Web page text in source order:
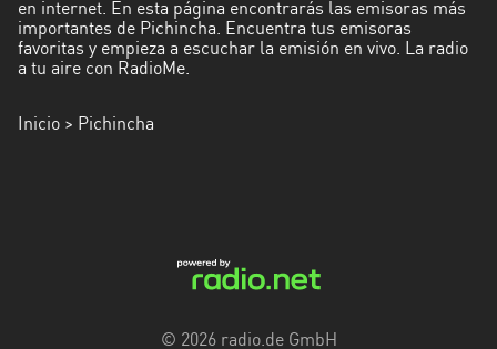
en internet. En esta página encontrarás las emisoras más
importantes de Pichincha. Encuentra tus emisoras
favoritas y empieza a escuchar la emisión en vivo. La radio
a tu aire con RadioMe.
Inicio > Pichincha
© 2026 radio.de GmbH